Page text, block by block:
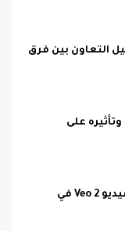
التعاون بين فرق
على
يوتيوب تدمج نموذج توليد الفيديو Veo 2 في